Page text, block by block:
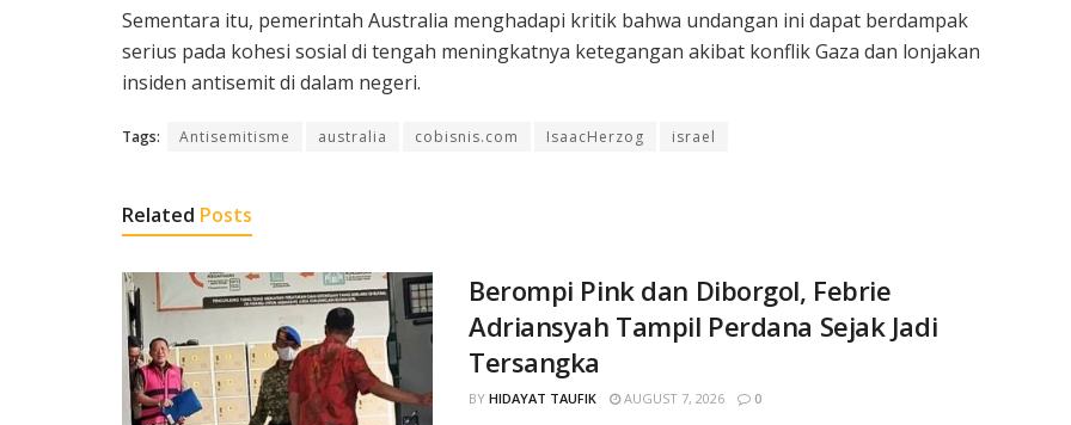
Sementara itu, pemerintah Australia menghadapi kritik bahwa undangan ini dapat berdampak
serius pada kohesi sosial di tengah meningkatnya ketegangan akibat konflik Gaza dan lonjakan
insiden antisemit di dalam negeri.
Tags: Antisemitisme australia cobisnis.com IsaacHerzog israel
Related Posts
Berompi Pink dan Diborgol, Febrie
Adriansyah Tampil Perdana Sejak Jadi
Tersangka
BY HIDAYAT TAUFIK AUGUST 7, 2026 0